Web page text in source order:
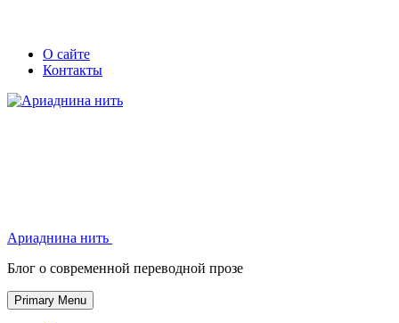
Skip
Secondary
left
navigation
Secondary
right
navigation
О сайте
Контакты
Ариаднина нить
Блог о современной переводной прозе
Primary Menu